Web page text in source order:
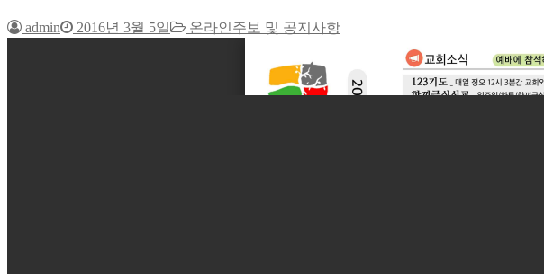
admin 2016년 3월 5일 온라인주보 및 공지사항